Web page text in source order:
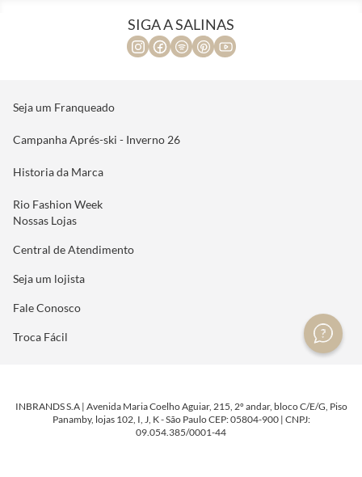
SIGA A SALINAS
Seja um Franqueado
Campanha Aprés-ski - Inverno 26
Historia da Marca
Rio Fashion Week
Nossas Lojas
Central de Atendimento
Seja um lojista
Fale Conosco
Troca Fácil
INBRANDS S.A | Avenida Maria Coelho Aguiar, 215, 2º andar, bloco C/E/G, Piso
Panamby, lojas 102, I, J, K - São Paulo CEP: 05804-900 | CNPJ:
09.054.385/0001-44